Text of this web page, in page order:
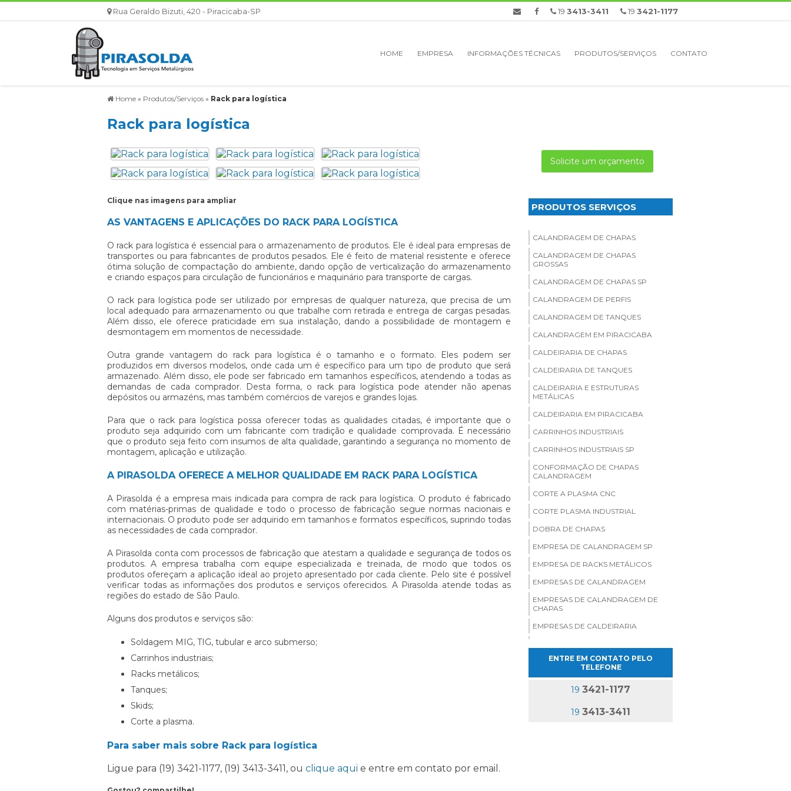
Rua Geraldo Bizuti, 420 - Piracicaba-SP 19 3421-1177
19 3413-3411
HOME EMPRESA INFORMAÇÕES TÉCNICAS PRODUTOS/SERVIÇOS CONTATO
Home » Produtos/Serviços » Rack para logística
Rack para logística
Clique nas imagens para ampliar
AS VANTAGENS E APLICAÇÕES DO RACK PARA LOGÍSTICA
O rack para logística é essencial para o armazenamento de produtos. Ele é ideal para empresas de
transportes ou para fabricantes de produtos pesados. Ele é feito de material resistente e oferece
ótima solução de compactação do ambiente, dando opção de verticalização do armazenamento
e criando espaços para circulação de funcionários e maquinário para transporte de cargas.
O rack para logística pode ser utilizado por empresas de qualquer natureza, que precisa de um
local adequado para armazenamento ou que trabalhe com retirada e entrega de cargas pesadas.
Além disso, ele oferece praticidade em sua instalação, dando a possibilidade de montagem e
desmontagem em momentos de necessidade.
Outra grande vantagem do rack para logística é o tamanho e o formato. Eles podem ser
produzidos em diversos modelos, onde cada um é específico para um tipo de produto que será
armazenado. Além disso, ele pode ser fabricado em tamanhos específicos, atendendo a todas as
demandas de cada comprador. Desta forma, o rack para logística pode atender não apenas
depósitos ou armazéns, mas também comércios de varejos e grandes lojas.
Para que o rack para logística possa oferecer todas as qualidades citadas, é importante que o
produto seja adquirido com um fabricante com tradição e qualidade comprovada. É necessário
que o produto seja feito com insumos de alta qualidade, garantindo a segurança no momento de
montagem, aplicação e utilização.
A PIRASOLDA OFERECE A MELHOR QUALIDADE EM RACK PARA LOGÍSTICA
A Pirasolda é a empresa mais indicada para compra de rack para logística. O produto é fabricado
com matérias-primas de qualidade e todo o processo de fabricação segue normas nacionais e
internacionais. O produto pode ser adquirido em tamanhos e formatos específicos, suprindo todas
as necessidades de cada comprador.
A Pirasolda conta com processos de fabricação que atestam a qualidade e segurança de todos os
produtos. A empresa trabalha com equipe especializada e treinada, de modo que todos os
produtos ofereçam a aplicação ideal ao projeto apresentado por cada cliente. Pelo site é possível
verificar todas as informações dos produtos e serviços oferecidos. A Pirasolda atende todas as
regiões do estado de São Paulo.
Alguns dos produtos e serviços são:
Soldagem MIG, TIG, tubular e arco submerso;
Carrinhos industriais;
Racks metálicos;
Tanques;
Skids;
Corte a plasma.
Para saber mais sobre Rack para logística
Ligue para (19) 3421-1177, (19) 3413-3411, ou clique aqui e entre em contato por email.
Solicite um orçamento
PRODUTOS SERVIÇOS
CALANDRAGEM DE CHAPAS
CALANDRAGEM DE CHAPAS
GROSSAS
CALANDRAGEM DE CHAPAS SP
CALANDRAGEM DE PERFIS
CALANDRAGEM DE TANQUES
CALANDRAGEM EM PIRACICABA
CALDEIRARIA DE CHAPAS
CALDEIRARIA DE TANQUES
CALDEIRARIA E ESTRUTURAS
METÁLICAS
CALDEIRARIA EM PIRACICABA
CARRINHOS INDUSTRIAIS
CARRINHOS INDUSTRIAIS SP
CONFORMAÇÃO DE CHAPAS
CALANDRAGEM
CORTE A PLASMA CNC
CORTE PLASMA INDUSTRIAL
DOBRA DE CHAPAS
EMPRESA DE CALANDRAGEM SP
EMPRESA DE RACKS METÁLICOS
EMPRESAS DE CALANDRAGEM
EMPRESAS DE CALANDRAGEM DE
CHAPAS
EMPRESAS DE CALDEIRARIA
FABRICA DE CARRINHOS INDUSTRIAIS
FABRICA DE RACKS METÁLICOS
ENTRE EM CONTATO PELO
TELEFONE
19 3421-1177
19 3413-3411